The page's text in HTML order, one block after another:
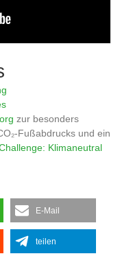
zur besonders
Fußabdrucks und ein
Klimaneutral
E-Mail
teilen